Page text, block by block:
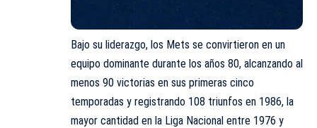
Bajo su liderazgo, los Mets se convirtieron en un
equipo dominante durante los años 80, alcanzando al
menos 90 victorias en sus primeras cinco
temporadas y registrando 108 triunfos en 1986, la
mayor cantidad en la Liga Nacional entre 1976 y